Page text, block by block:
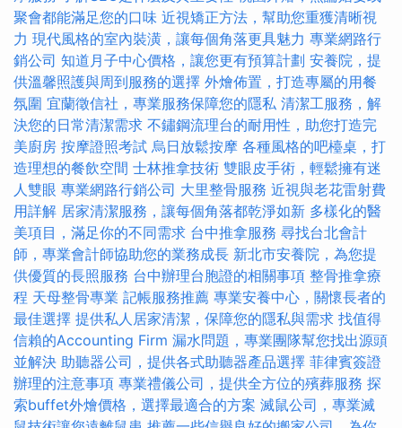
聚會都能滿足您的口味 近視矯正方法，幫助您重獲清晰視
力 現代風格的室內裝潢，讓每個角落更具魅力 專業網路行
銷公司 知道月子中心價格，讓您更有預算計劃 安養院，提
供溫馨照護與周到服務的選擇 外燴佈置，打造專屬的用餐
氛圍 宜蘭徵信社，專業服務保障您的隱私 清潔工服務，解
決您的日常清潔需求 不鏽鋼流理台的耐用性，助您打造完
美廚房 按摩證照考試 烏日放鬆按摩 各種風格的吧檯桌，打
造理想的餐飲空間 士林推拿技術 雙眼皮手術，輕鬆擁有迷
人雙眼 專業網路行銷公司 大里整骨服務 近視與老花雷射費
用詳解 居家清潔服務，讓每個角落都乾淨如新 多樣化的醫
美項目，滿足你的不同需求 台中推拿服務 尋找台北會計
師，專業會計師協助您的業務成長 新北市安養院，為您提
供優質的長照服務 台中辦理台胞證的相關事項 整骨推拿療
程 天母整骨專業 記帳服務推薦 專業安養中心，關懷長者的
最佳選擇 提供私人居家清潔，保障您的隱私與需求 找值得
信賴的Accounting Firm 漏水問題，專業團隊幫您找出源頭
並解決 助聽器公司，提供各式助聽器產品選擇 菲律賓簽證
辦理的注意事項 專業禮儀公司，提供全方位的殯葬服務 探
索buffet外燴價格，選擇最適合的方案 滅鼠公司，專業滅